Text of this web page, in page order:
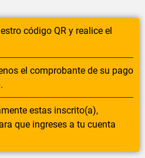
código QR y realice el
el comprobante de su pago
estas inscrito(a),
que ingreses a tu cuenta